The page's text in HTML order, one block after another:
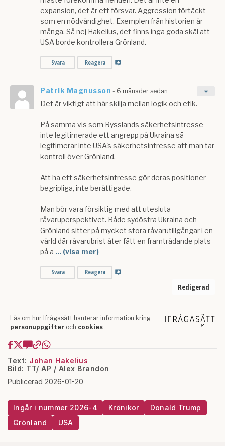
Text: Johan Hakelius
Bild: TT/ AP / Alex Brandon
Publicerad 2026-01-20
Ingår i nummer 2026-4 Krönikor
Donald Trump
Grönland
USA